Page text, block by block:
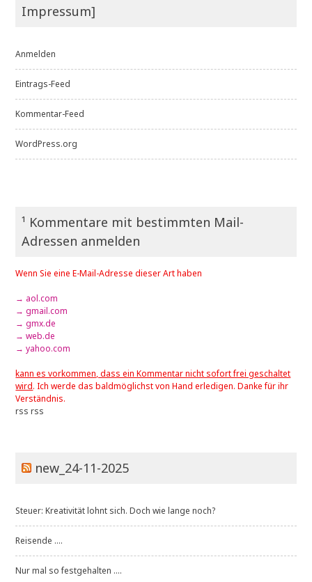
Impressum]
Anmelden
Eintrags-Feed
Kommentar-Feed
WordPress.org
¹ Kommentare mit bestimmten Mail-
Adressen anmelden
Wenn Sie eine E-Mail-Adresse dieser Art haben
→ aol.com
→ gmail.com
→ gmx.de
→ web.de
→ yahoo.com
kann es vorkommen, dass ein Kommentar nicht sofort frei geschaltet
wird. Ich werde das baldmöglichst von Hand erledigen. Danke für ihr
Verständnis.
rss rss
new_24-11-2025
Steuer: Kreativität lohnt sich. Doch wie lange noch?
Reisende ....
Nur mal so festgehalten ....